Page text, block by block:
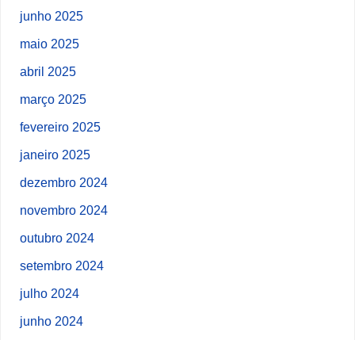
junho 2025
maio 2025
abril 2025
março 2025
fevereiro 2025
janeiro 2025
dezembro 2024
novembro 2024
outubro 2024
setembro 2024
julho 2024
junho 2024